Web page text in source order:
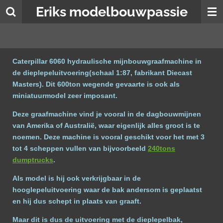
Ga
Eriks modelbouwpassie
Caterpillar 6060 hydraulische mijnbouwgraafmachine in
de dieplepeluitvoering(schaal 1:87, fabrikant Diecast
Masters). Dit 600ton wegende gevaarte is ook als
miniatuurmodel zeer imposant.
Deze graafmachine vind je vooral in de dagbouwmijnen
van Amerika of Australië, waar eigenlijk alles groot is te
noemen. Deze machine is vooral geschikt voor het met 3
tot 4 scheppen vullen van bijvoorbeeld 240tons
dumptrucks.
Als model is hij ook verkrijgbaar in de
hooglepeluitvoering waar de bak andersom is geplaatst
en hij dus schept in plaats van graaft.
Maar dit is dus de uitvoering met de dieplepelbak,